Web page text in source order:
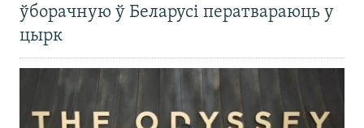
ўборачную ў Беларусі ператвараюць у
цырк